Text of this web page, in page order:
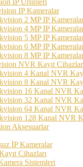
IP Kameralar
2 MP IP
4 MP IP
5 MP IP
6 MP IP
8 MP IP
NVR Kayıt
4 Kanal NVR
8 Kanal NVR
16 Kanal NVR
32 Kanal NVR
64 Kanal NVR
128 Kanal NVR
Aksesuarlar
İP Kameralar
Cihazları
Sistemleri